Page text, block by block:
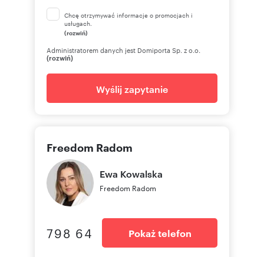
Chcę otrzymywać informacje o promocjach i
usługach.
(rozwiń)
Administratorem danych jest Domiporta Sp. z o.o.
(rozwiń)
Wyślij zapytanie
Freedom Radom
Ewa Kowalska
Freedom Radom
798 64 Pokaż telefon